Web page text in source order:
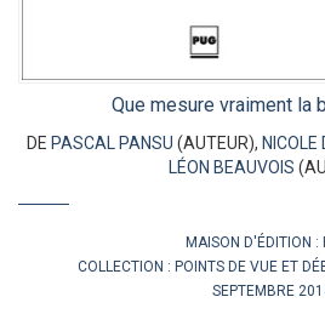
Que mesure vraiment la
DE PASCAL PANSU (AUTEUR), NICOLE
LÉON BEAUVOIS
MAISON D'ÉDITION :
COLLECTION : POINTS DE VUE ET
SEPTEMBRE